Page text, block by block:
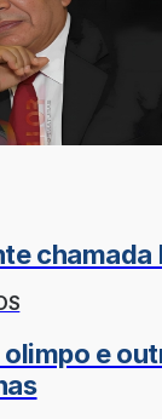
chamada
e